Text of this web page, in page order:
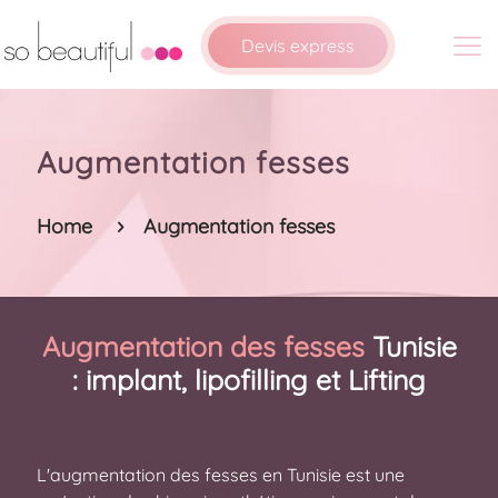
Devis express
Augmentation fesses
Home Augmentation fesses
Augmentation des fessesTunisie
: implant, lipofilling et Lifting
L'augmentation des fesses en Tunisie est une